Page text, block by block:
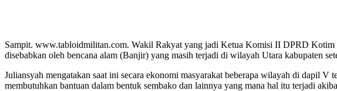
Sampit. www.tabloidmilitan.com. Wakil Rakyat yang jadi Ketua Komisi II DPRD Kotim
disebabkan oleh bencana alam (Banjir) yang masih terjadi di wilayah Utara kabupaten
Juliansyah mengatakan saat ini secara ekonomi masyarakat beberapa wilayah di dapil
membutuhkan bantuan dalam bentuk sembako dan lainnya yang mana hal itu terjadi